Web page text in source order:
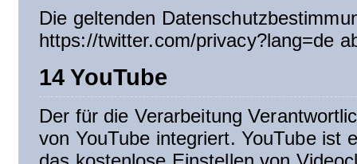
Die geltenden
https://twitter.com/privacy?lang=de
14 YouTube
Der für die Verarbeitung
von YouTube integriert. YouTube ist